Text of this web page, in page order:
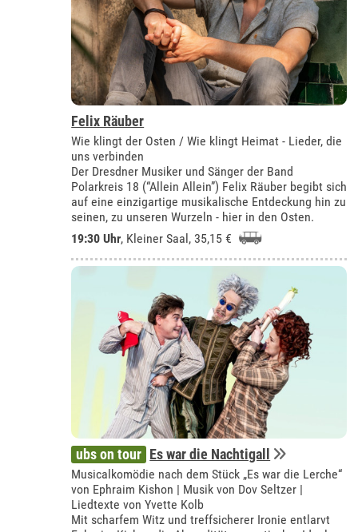
Felix Räuber
Wie klingt der Osten / Wie klingt Heimat - Lieder, die
uns verbinden
Der Dresdner Musiker und Sänger der Band
Polarkreis 18 (“Allein Allein”) Felix Räuber begibt sich
auf eine einzigartige musikalische Entdeckung hin zu
seinen, zu unseren Wurzeln - hier in den Osten.
19:30 Uhr, Kleiner Saal , 35,15 €
ubs on tour Es war die Nachtigall
Musicalkomödie nach dem Stück „Es war die Lerche“
von Ephraim Kishon | Musik von Dov Seltzer |
Liedtexte von Yvette Kolb
Mit scharfem Witz und treffsicherer Ironie entlarvt